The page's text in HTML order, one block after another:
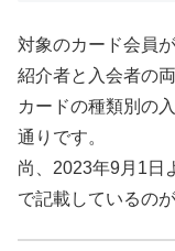
対象のカード会員
紹介者と入会者の
カードの種類別の
通りです。
尚、2023年9月1日
で記載しているの